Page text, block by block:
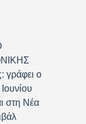
γράφει ο
στη Νέα